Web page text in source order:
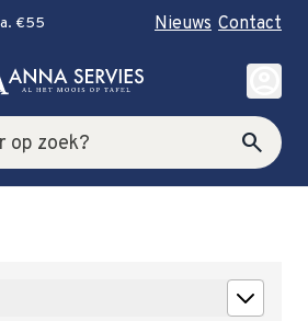
€55 Nieuws Contact
search
account_circle